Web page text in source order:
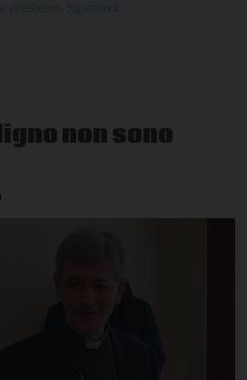
presbitero Sigismondi
non sono